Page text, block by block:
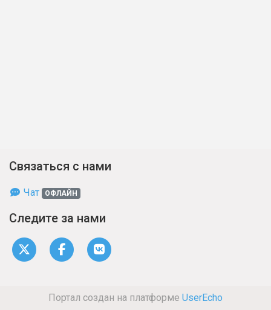
Связаться с нами
Чат ОФЛАЙН
Следите за нами
Портал создан на платформе UserEcho